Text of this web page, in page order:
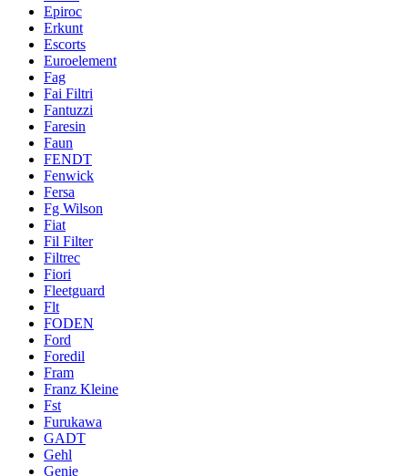
Epiroc
Erkunt
Escorts
Euroelement
Fag
Fai Filtri
Fantuzzi
Faresin
Faun
FENDT
Fenwick
Fersa
Fg Wilson
Fiat
Fil Filter
Filtrec
Fiori
Fleetguard
Flt
FODEN
Ford
Foredil
Fram
Franz Kleine
Fst
Furukawa
GADT
Gehl
Genie